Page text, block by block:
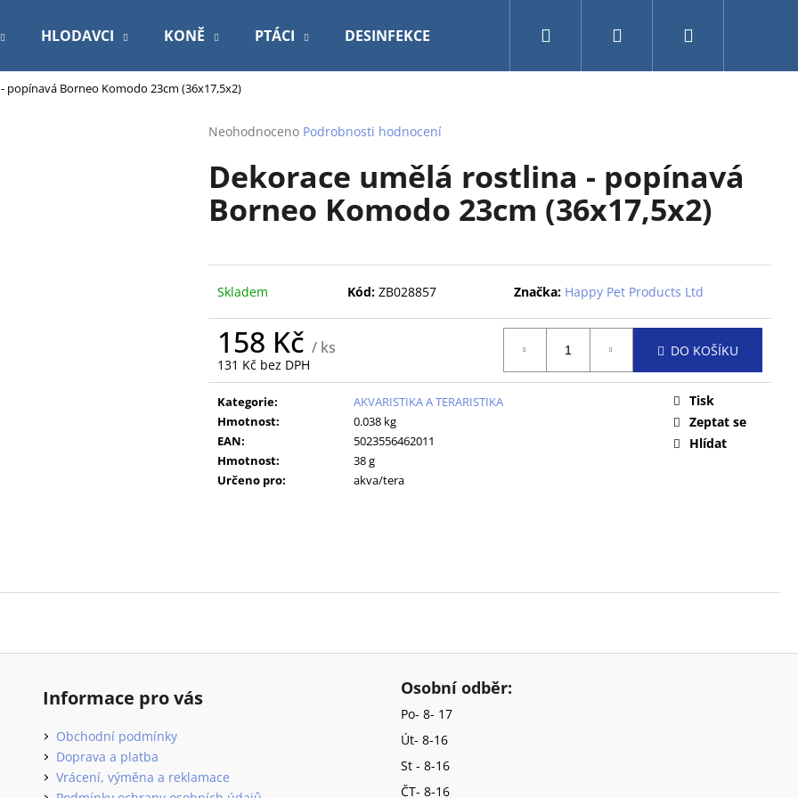
HLODAVCI KONĚ PTÁCI DESINFEKCE AKVARISTIKA A TERARISTIKA
Přihlášení
popínavá Borneo Komodo 23cm (36x17,5x2)
Průměrné
produktu
je
0,0
Neohodnoceno Podrobnosti hodnocení
Dekorace umělá rostlina - popínavá
Borneo Komodo 23cm (36x17,5x2)
Skladem Kód: ZB028857 Značka: Happy Pet Products Ltd
158 Kč / ks
131 Kč bez DPH
Měrná
cena:
DO KOŠÍKU
Kategorie:
AKVARISTIKA A TERARISTIKA
Hmotnost:
0.038 kg
EAN:
5023556462011
Hmotnost:
38 g
Určeno pro: akva/tera
Tisk
Zeptat se
Hlídat
Co potřebujete najít?
HLEDAT
GASTROINTESTINAL KONZERVA 400 G
PODLOŽKA 60X90CM MY FRIEND BAL
Informace pro vás
Obchodní podmínky
Doprava a platba
Vrácení, výměna a reklamace
Osobní odběr:
Po- 8- 17
Út- 8-16
St - 8-16
ČT- 8-16